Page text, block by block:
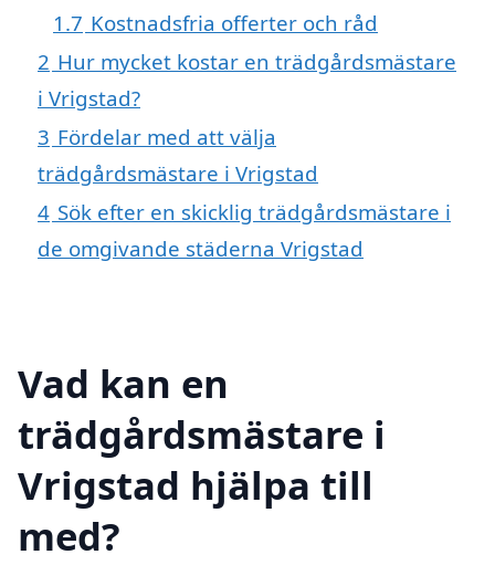
1.7 Kostnadsfria offerter och råd
2 Hur mycket kostar en trädgårdsmästare
i Vrigstad?
3 Fördelar med att välja
trädgårdsmästare i Vrigstad
4 Sök efter en skicklig trädgårdsmästare i
de omgivande städerna Vrigstad
Vad kan en
trädgårdsmästare i
Vrigstad hjälpa till
med?